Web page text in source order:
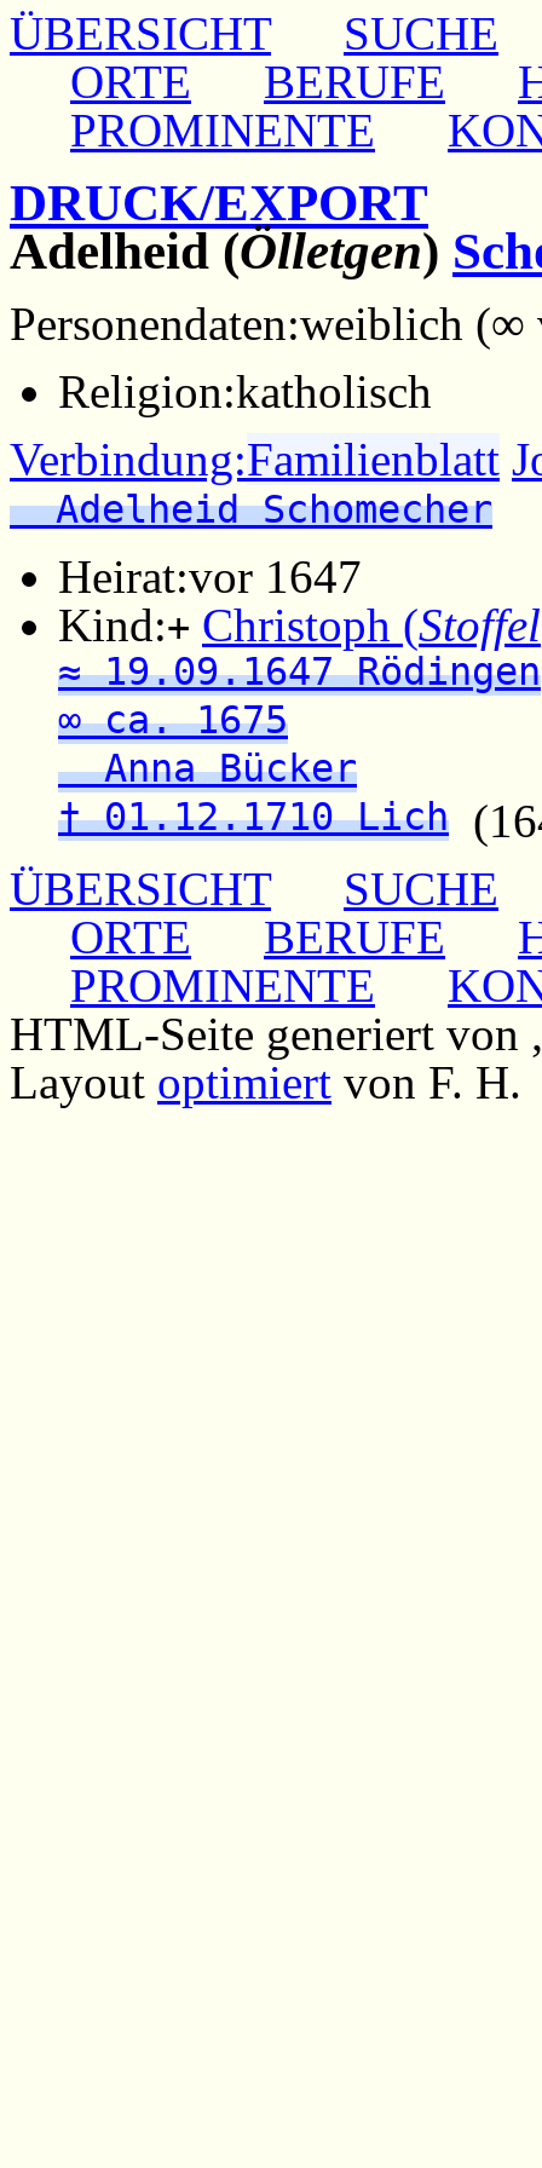
ÜBERSICHT
SUCHE
ORTE
BERUFE
PROMINENTE
DRUCK/EXPORT
Adelheid (Ölletgen)
Personendaten:weiblich (∞
Religion:katholisch
Verbindung:Familienblatt
Adelheid Schomecher
Heirat:vor 1647
Kind:+ Christoph (Stoffel
≈ 19.09.1647 Rödingen
∞ ca. 1675
Anna Bücker
† 01.12.1710 Lich
ÜBERSICHT
SUCHE
ORTE
BERUFE
PROMINENTE
HTML-Seite generiert von
Layout optimiert von F. H.